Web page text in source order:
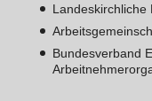
Landeskirchliche
Bundesverband